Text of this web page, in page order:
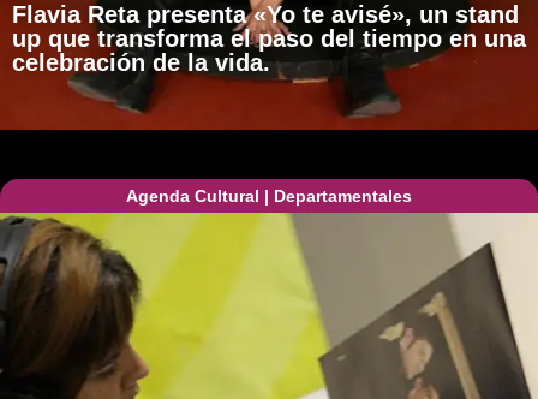
Flavia Reta presenta «Yo te avisé», un stand
up que transforma el paso del tiempo en una
celebración de la vida.
Agenda Cultural | Departamentales